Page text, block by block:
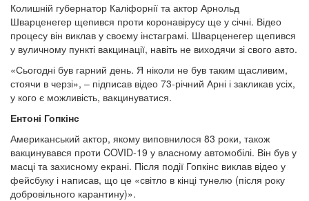
Колишній губернатор Каліфорнії та актор Арнольд
Шварценегер щепився проти коронавірусу ще у січні. Відео
процесу він виклав у своєму інстаграмі. Шварценегер щепився
у вуличному пункті вакцинації, навіть не виходячи зі свого авто.
«Сьогодні був гарний день. Я ніколи не був таким щасливим,
стоячи в черзі», – підписав відео 73-річний Арні і закликав усіх,
у кого є можливість, вакцинуватися.
Ентоні Гопкінс
Американський актор, якому виповнилося 83 роки, також
вакцинувався проти COVID-19 у власному автомобілі. Він був у
масці та захисному екрані. Після події Гопкінс виклав відео у
фейсбуку і написав, що це «світло в кінці тунелю (після року
добровільного карантину)».